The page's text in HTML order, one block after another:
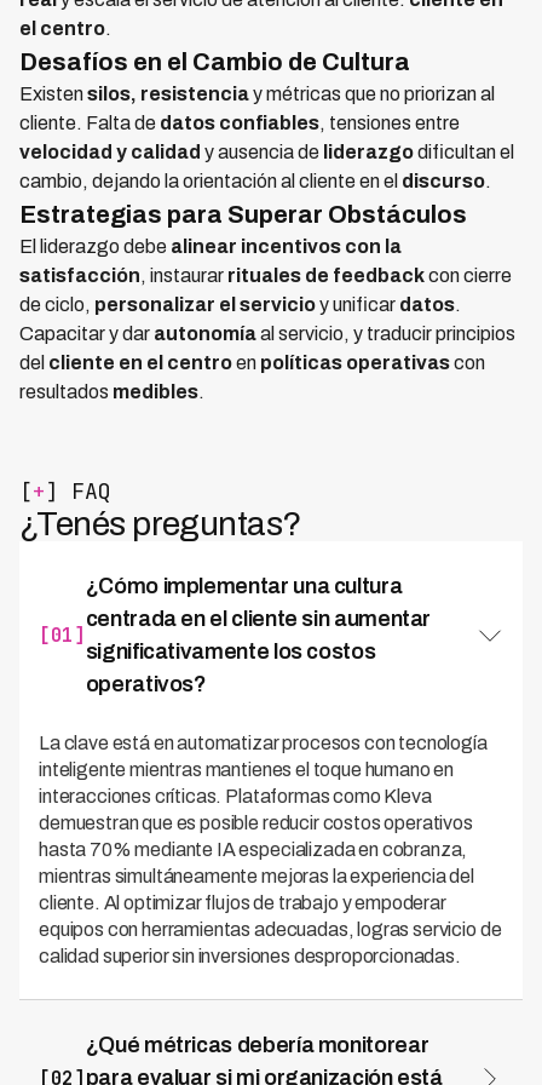
el centro.
Desafíos en el Cambio de Cultura
Existensilos, resistenciay métricas que no priorizan al
cliente. Falta de datos confiables, tensiones entre
velocidad y calidad y ausencia de liderazgodificultan el
cambio, dejando la orientación al cliente en el discurso.
Estrategias para Superar Obstáculos
El liderazgo debe alinear incentivos con la
satisfacción, instaurar rituales de feedbackcon cierre
de ciclo, personalizar el servicioy unificar datos.
Capacitar y dar autonomíaal servicio, y traducir principios
del cliente en el centroen políticas operativascon
resultados medibles.
[+] FAQ
¿Tenés preguntas?
[01]
¿Cómo implementar una cultura
centrada en el cliente sin aumentar
significativamente los costos
operativos?
La clave está en automatizar procesos con tecnología
inteligente mientras mantienes el toque humano en
interacciones críticas. Plataformas como Kleva
demuestran que es posible reducir costos operativos
hasta 70% mediante IA especializada en cobranza,
mientras simultáneamente mejoras la experiencia del
cliente. Al optimizar flujos de trabajo y empoderar
equipos con herramientas adecuadas, logras servicio de
calidad superior sin inversiones desproporcionadas.
[02]
¿Qué métricas debería monitorear
para evaluar si mi organización está